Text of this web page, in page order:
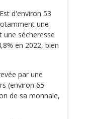
d'environ 53
une
sécheresse
en 2022, bien
par une
(environ 65
de sa monnaie,